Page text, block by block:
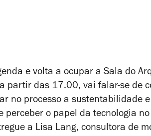
e volta a ocupar a Sala do
partir das 17.00, vai falar-se de
no processo a sustentabilidade
perceber o papel da tecnologia
a Lisa Lang, consultora de